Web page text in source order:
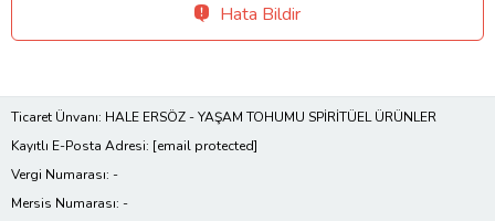
Hata Bildir
Ticaret Ünvanı: HALE ERSÖZ - YAŞAM TOHUMU SPİRİTÜEL ÜRÜNLER
Kayıtlı E-Posta Adresi: [email protected]
Vergi Numarası: -
Mersis Numarası: -